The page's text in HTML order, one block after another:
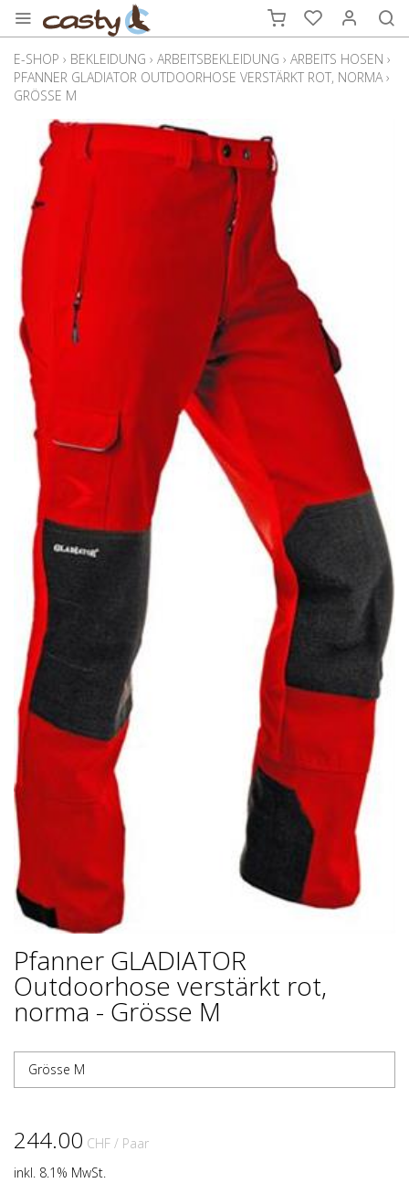
E-SHOP › BEKLEIDUNG › ARBEITSBEKLEIDUNG › ARBEITS HOSEN ›
PFANNER GLADIATOR OUTDOORHOSE VERSTÄRKT ROT, NORMA ›
GRÖSSE M
Pfanner GLADIATOR
Outdoorhose verstärkt rot,
norma - Grösse M
Grösse M
244.00 CHF / Paar
inkl. 8.1% MwSt.